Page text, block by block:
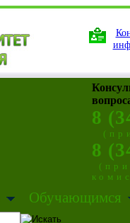
8
8
Обучающимся